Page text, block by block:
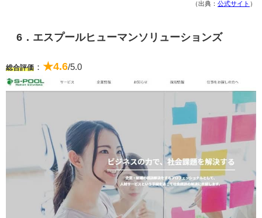
（出典： 公式サイト ）
6．エスプールヒューマンソリューションズ
総合評価 ： ★4.6/5.0